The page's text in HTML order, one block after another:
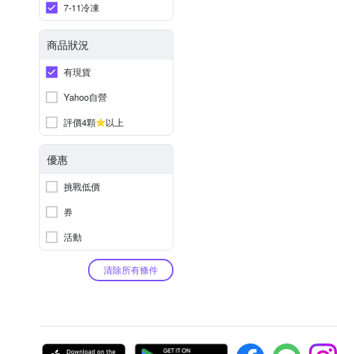
7-11冷凍
商品狀況
有現貨
Yahoo自營
評價4顆
以上
優惠
挑戰低價
券
活動
清除所有條件